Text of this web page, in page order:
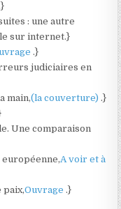
: une autre
sur internet.}
.}
judiciaires en
main,(la couverture).}
Une comparaison
européenne,A voir et à
paix,Ouvrage.}